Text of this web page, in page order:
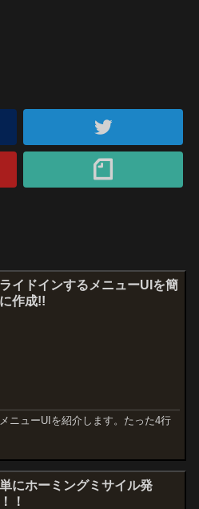
イドインするメニューUIを簡
作成!!
ニューUIを紹介します。たった4行
にホーミングミサイル発
！